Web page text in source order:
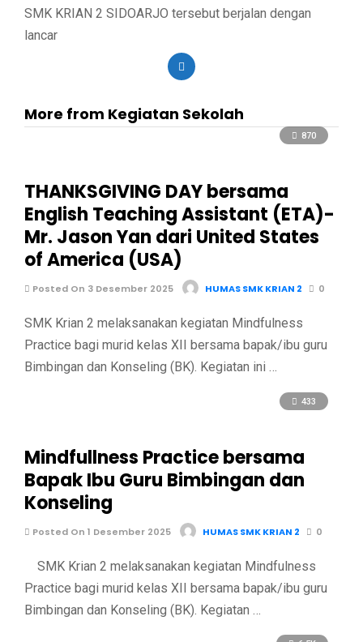
SMK KRIAN 2 SIDOARJO tersebut berjalan dengan
lancar
More from Kegiatan Sekolah
870
THANKSGIVING DAY bersama
English Teaching Assistant (ETA)-
Mr. Jason Yan dari United States
of America (USA)
Posted On 3 Desember 2025 HUMAS SMK KRIAN 2 0
SMK Krian 2 melaksanakan kegiatan Mindfulness
Practice bagi murid kelas XII bersama bapak/ibu guru
Bimbingan dan Konseling (BK). Kegiatan ini …
433
Mindfullness Practice bersama
Bapak Ibu Guru Bimbingan dan
Konseling
Posted On 1 Desember 2025 HUMAS SMK KRIAN 2 0
SMK Krian 2 melaksanakan kegiatan Mindfulness
Practice bagi murid kelas XII bersama bapak/ibu guru
Bimbingan dan Konseling (BK). Kegiatan …